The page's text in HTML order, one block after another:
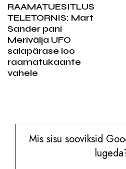
RAAMATUESITLUS
TELETORNIS: Mart
Sander pani
Merivälja UFO
salapärase loo
raamatukaante
vahele
Mis sisu sooviksid